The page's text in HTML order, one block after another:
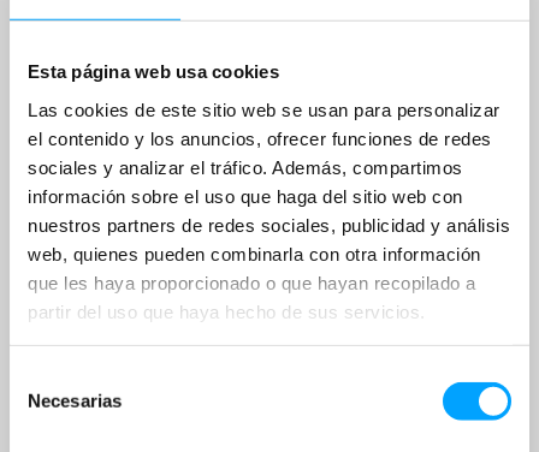
Esta página web usa cookies
Las cookies de este sitio web se usan para personalizar
el contenido y los anuncios, ofrecer funciones de redes
sociales y analizar el tráfico. Además, compartimos
información sobre el uso que haga del sitio web con
nuestros partners de redes sociales, publicidad y análisis
web, quienes pueden combinarla con otra información
que les haya proporcionado o que hayan recopilado a
partir del uso que haya hecho de sus servicios.
Necesarias